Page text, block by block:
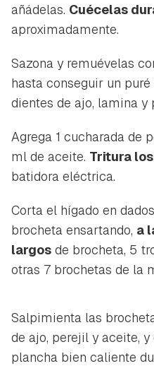
añádelas. Cuécelas
aproximadamente.
Sazona y remuévelas
hasta conseguir un
dientes de ajo, lamina y
Agrega 1 cucharada de
ml de aceite. Tritura
batidora eléctrica.
Corta el hígado en
brocheta ensartando, a
largos de brocheta, 5
otras 7 brochetas de la
Salpimienta las
de ajo, perejil y aceite,
plancha bien caliente